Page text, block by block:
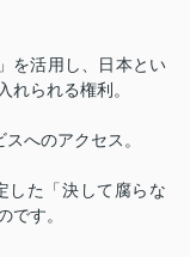
を活用し、日本とい
れられる権利。
へのアクセス。
した「決して腐らな
です。